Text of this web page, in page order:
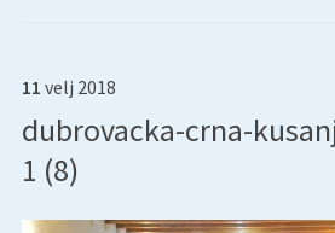
11 velj 2018
dubrovacka-crna-
1 (8)